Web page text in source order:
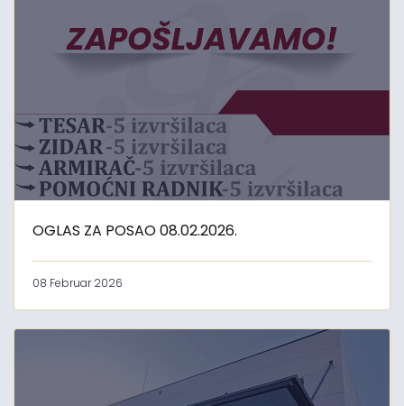
OGLAS ZA POSAO 08.02.2026.
08 Februar 2026